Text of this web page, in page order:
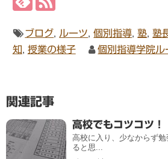
ブログ ルーツ ,個別指導 ,塾 ,塾
知
授業の様子 個別指導学院ル
関連記事
高校でもコツコツ！
高校に入り、少なからず
ると思...